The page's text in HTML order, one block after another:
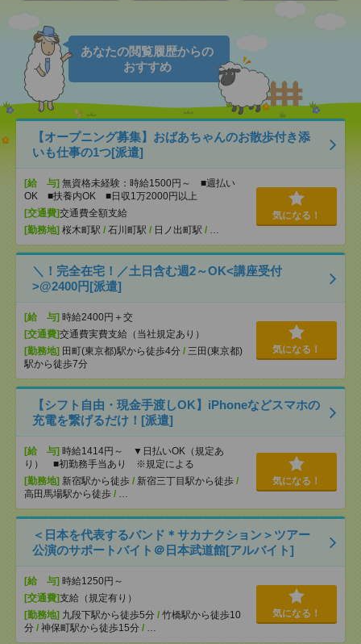
あなたの閲覧履歴からの
おすすめ
【オープニング募集】おばあちゃんのお散歩付き添
いも仕事の1つ[派遣]
[給 与] 無資格未経験：時給1500円～ ■週払い
OK ■扶養内OK ■日収1万2000円以上
[交通費]交通費全額支給
[勤務地] 桜木町駅 / 石川町駅 / 日ノ出町駅 / …
気になる！
＼！完全在宅！／土日含む週2～OK<講座受付
>@2400円[派遣]
[給 与] 時給2400円＋交
[交通費]交通費実費支給（当社規定あり）
[勤務地] 田町(東京都)駅から徒歩4分 / 三田(東京都)
駅から徒歩7分
気になる！
【シフト自由・現金手渡しOK】iPhoneなどスマホの
充電を繋げるだけ！[派遣]
[給 与] 時給1414円～ ▼日払いOK（規定あ
り） ■初勤務手当あり ※規定による
[勤務地] 新宿駅から徒歩 / 新宿三丁目駅から徒歩 /
高田馬場駅から徒歩 / …
気になる！
＜日本を代表するバンド＊サカナクション＞ツアー
公演のサポートバイト＠日本武道館[アルバイト]
[給 与] 時給1250円～
[交通費]支給（規定有り）
[勤務地] 九段下駅から徒歩5分 / 竹橋駅から徒歩10
分 / 神保町駅から徒歩15分 / …
気になる！